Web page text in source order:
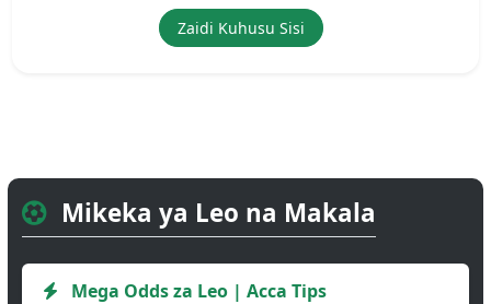
Zaidi Kuhusu Sisi
Mikeka ya Leo na Makala
Mega Odds za Leo | Acca Tips